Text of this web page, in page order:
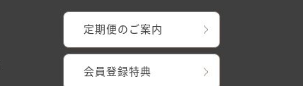
定期便のご案内
会員登録特典